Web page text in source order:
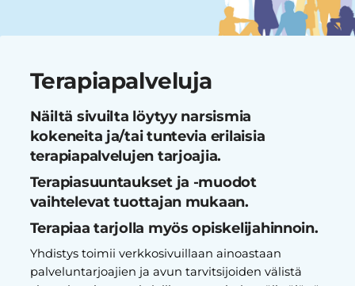
Terapiapalveluja
Näiltä sivuilta löytyy narsismia
kokeneita ja/tai tuntevia erilaisia
terapiapalvelujen tarjoajia.
Terapiasuuntaukset ja -muodot
vaihtelevat tuottajan mukaan.
Terapiaa tarjolla myös opiskelijahinnoin.
Yhdistys toimii verkkosivuillaan ainoastaan
palveluntarjoajien ja avun tarvitsijoiden välistä